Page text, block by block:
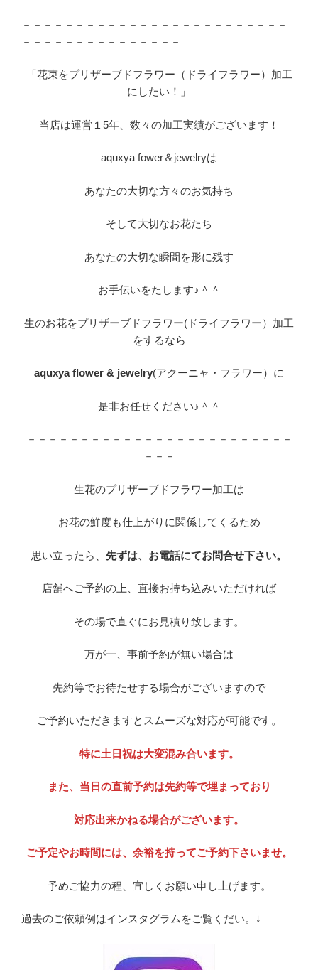
－－－－－－－－－－－－－－－－－－－－－－－－－
－－－－－－－－－－－－－－－
「花束をプリザーブドフラワー（ドライフラワー）加工
にしたい！」
当店は運営１5年、数々の加工実績がございます！
aquxya fower＆jewelryは
あなたの大切な方々のお気持ち
そして大切なお花たち
あなたの大切な瞬間を形に残す
お手伝いをたします♪＾＾
生のお花をプリザーブドフラワー(ドライフラワー）加工
をするなら
aquxya flower & jewelry(アクーニャ・フラワー）に
是非お任せください♪＾＾
－－－－－－－－－－－－－－－－－－－－－－－－－
－－－
生花のプリザーブドフラワー加工は
お花の鮮度も仕上がりに関係してくるため
思い立ったら、 先ずは、お電話にてお問合せ下さい。
店舗へご予約の上、直接お持ち込みいただければ
その場で直ぐにお見積り致します。
万が一、事前予約が無い場合は
先約等でお待たせする場合がございますので
ご予約いただきますとスムーズな対応が可能です。
特に土日祝は大変混み合います。
また、当日の直前予約は先約等で埋まっており
対応出来かねる場合がございます。
ご予定やお時間には、余裕を持ってご予約下さいませ。
予めご協力の程、宜しくお願い申し上げます。
過去のご依頼例はインスタグラムをご覧くだい。↓